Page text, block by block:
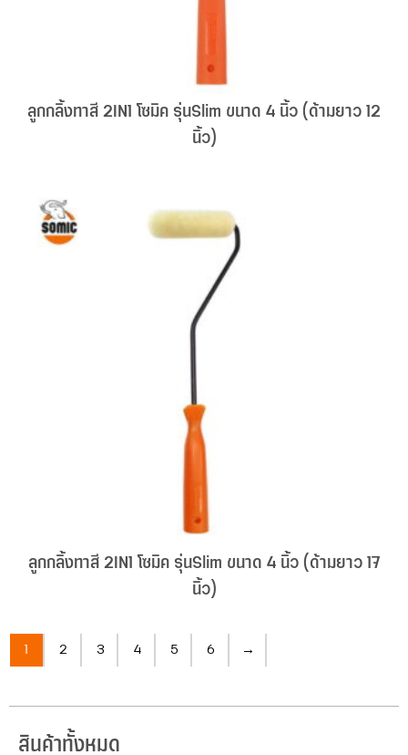
ลูกกลิ้งทาสี 2IN1 โซมิค รุ่นSlim ขนาด 4 นิ้ว (ด้ามยาว 12
นิ้ว)
ลูกกลิ้งทาสี 2IN1 โซมิค รุ่นSlim ขนาด 4 นิ้ว (ด้ามยาว 17
นิ้ว)
1 2 3 4 5 6 →
สินค้าทั้งหมด